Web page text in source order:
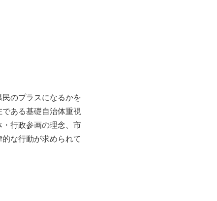
のプラスになるかを
ある基礎自治体重視
行政参画の理念、市
な行動が求められて